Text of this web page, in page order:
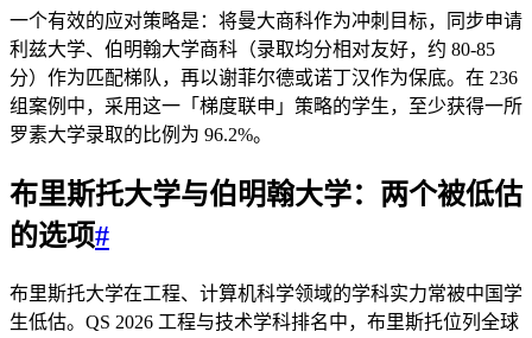
一个有效的应对策略是：将曼大商科作为冲刺目标，同步申请
利兹大学、伯明翰大学商科（录取均分相对友好，约 80-85
分）作为匹配梯队，再以谢菲尔德或诺丁汉作为保底。在 236
组案例中，采用这一「梯度联申」策略的学生，至少获得一所
罗素大学录取的比例为 96.2%。
布里斯托大学与伯明翰大学：两个被低估
的选项#
布里斯托大学在工程、计算机科学领域的学科实力常被中国学
生低估。QS 2026 工程与技术学科排名中，布里斯托位列全球